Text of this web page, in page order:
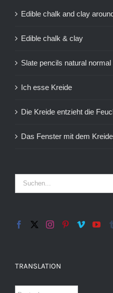
Edible chalk and clay
Edible chalk & clay
Slate pencils natural normal
Ich esse Kreide
Die Kreide entzieht die
Das Fenster mit dem
TRANSLATION